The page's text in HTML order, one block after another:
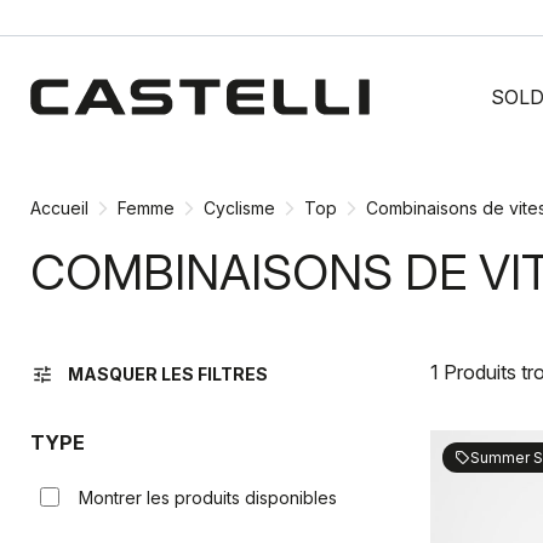
contenu
Accueil Femme Cyclisme Top Combinaisons de
COMBINAISONS DE
tune MASQUER LES FILTRES 1 Produits
TYPE
Montrer les produits disponibles
sellSummer